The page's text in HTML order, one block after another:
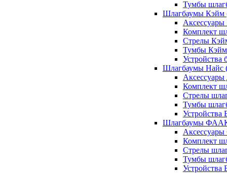
Тумбы
Шлагбаумы Кэйм
Комплект
Стрелы
Тумбы
Устройства
Шлагбаумы Найс
Комплект
Стрелы
Тумбы
Устройства
Шлагбаумы ФААК
Комплект
Стрелы
Тумбы